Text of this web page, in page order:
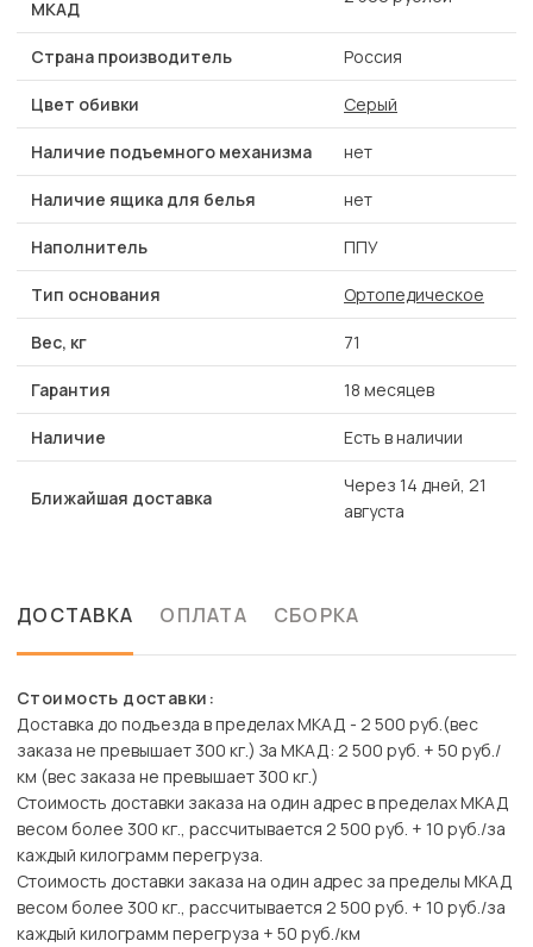
МКАД
Страна производитель Россия
Цвет обивки Серый
Наличие подъемного механизма нет
Наличие ящика для белья нет
Наполнитель ППУ
Тип основания Ортопедическое
Вес, кг 71
Гарантия 18 месяцев
Наличие Есть в наличии
Ближайшая доставка
Через 14 дней, 21
августа
ДОСТАВКА ОПЛАТА СБОРКА
Стоимость доставки:
Доставка до подъезда в пределах МКАД - 2 500 руб.(вес
заказа не превышает 300 кг.) За МКАД: 2 500 руб. + 50 руб./
км (вес заказа не превышает 300 кг.)
Стоимость доставки заказа на один адрес в пределах МКАД
весом более 300 кг., рассчитывается 2 500 руб. + 10 руб./за
каждый килограмм перегруза.
Стоимость доставки заказа на один адрес за пределы МКАД
весом более 300 кг., рассчитывается 2 500 руб. + 10 руб./за
каждый килограмм перегруза + 50 руб./км